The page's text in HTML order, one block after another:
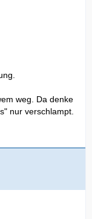
weg. Da denke
nur verschlampt.